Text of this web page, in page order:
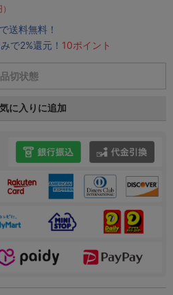
送料無料！
で2%還元！ 10ポイント
品切状態
に入りに追加